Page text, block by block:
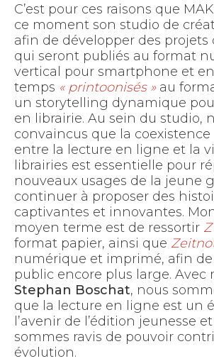
C’est pour ces raisons que
ce moment son studio de
afin de développer des projets
qui seront publiés au format
vertical pour smartphone et
temps « printoonisés »au
un storytelling dynamique
en librairie. Au sein du studio,
convaincus que la
entre la lecture en ligne et la
librairies est essentielle pour
nouveaux usages de la jeune
continuer à proposer des
captivantes et innovantes.
moyen terme est de ressortir
format papier, ainsi que
numérique et imprimé, afin
public encore plus large. Avec
Stephan Boschat, nous
que la lecture en ligne est un
l’avenir de l’édition jeunesse
sommes ravis de pouvoir
évolution.